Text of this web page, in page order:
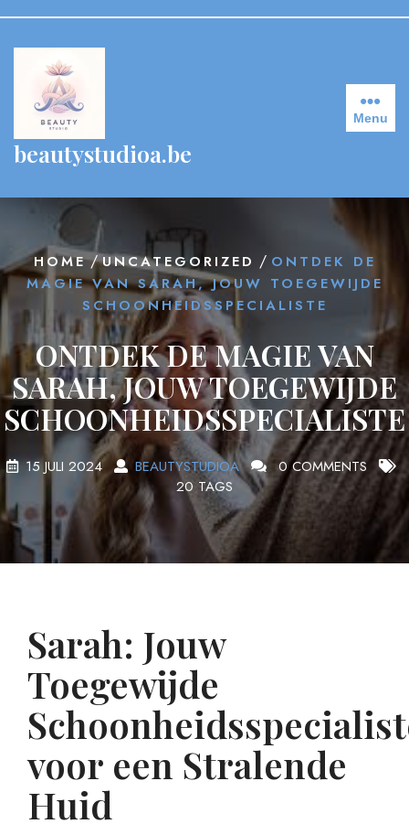
content
beautystudioa.be
Menu
HOME/UNCATEGORIZED / ONTDEK DE
MAGIE VAN SARAH, JOUW TOEGEWIJDE
SCHOONHEIDSSPECIALISTE
ONTDEK DE MAGIE VAN
SARAH, JOUW TOEGEWIJDE
SCHOONHEIDSSPECIALISTE
15 JULI 2024 BEAUTYSTUDIOA
0 COMMENTS
20 TAGS
Sarah: Jouw
Toegewijde
voor een Stralende
Huid